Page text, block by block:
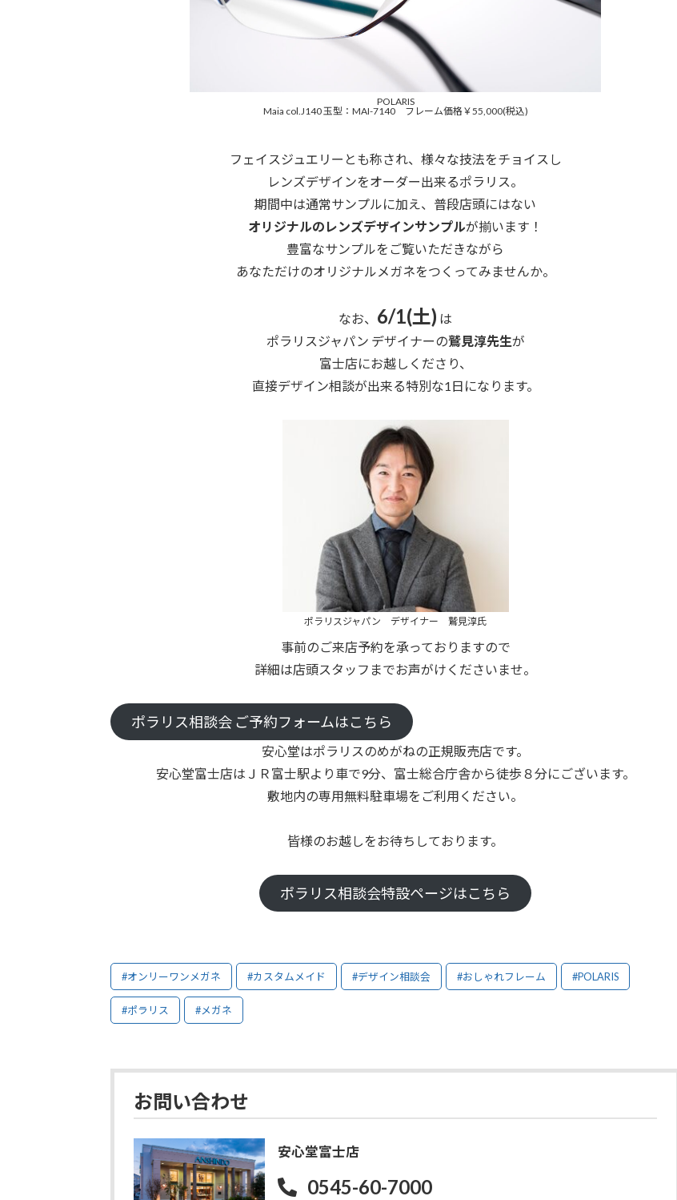
POLARIS
Maia col.J140 玉型：MAI-7140 フレーム価格￥55,000(税込)
フェイスジュエリーとも称され、様々な技法をチョイスし
レンズデザインをオーダー出来るポラリス。
期間中は通常サンプルに加え、普段店頭にはない
オリジナルのレンズデザインサンプルが揃います！
豊富なサンプルをご覧いただきながら
あなただけのオリジナルメガネをつくってみませんか。
なお、 6/1(土) は
ポラリスジャパン デザイナーの鷲見淳先生が
富士店にお越しくださり、
直接デザイン相談が出来る特別な1日になります。
ポラリスジャパン デザイナー 鷲見淳氏
事前のご来店予約を承っておりますので
詳細は店頭スタッフまでお声がけくださいませ。
ポラリス相談会 ご予約フォームはこちら
安心堂はポラリスのめがねの正規販売店です。
安心堂富士店はＪＲ富士駅より車で9分、富士総合庁舎から徒歩８分にございます。
敷地内の専用無料駐車場をご利用ください。
皆様のお越しをお待ちしております。
ポラリス相談会特設ページはこちら
#オンリーワンメガネ #カスタムメイド #デザイン相談会 #おしゃれフレーム #POLARIS
#ポラリス #メガネ
お問い合わせ
安心堂富士店
0545-60-7000